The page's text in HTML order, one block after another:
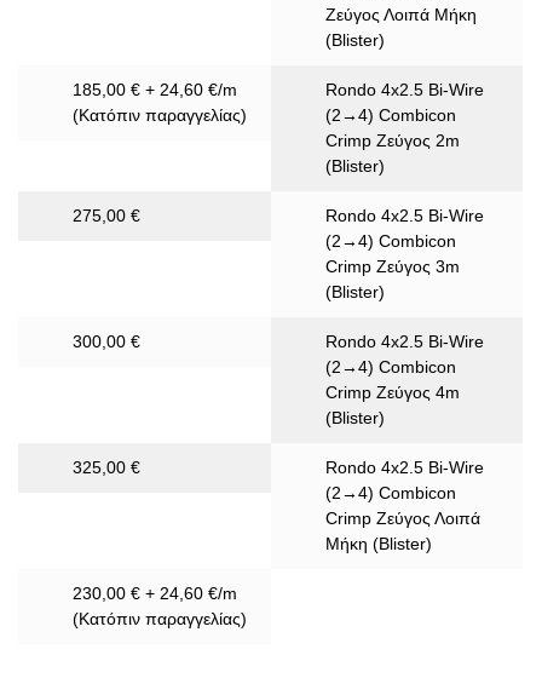
Ζεύγος Λοιπά Μήκη
(Blister)
185,00 € + 24,60 €/m
(Κατόπιν παραγγελίας)
Rondo 4x2.5 Bi-Wire
(2→4) Combicon
Crimp Ζεύγος 2m
(Blister)
275,00 €
Rondo 4x2.5 Bi-Wire
(2→4) Combicon
Crimp Ζεύγος 3m
(Blister)
300,00 €
Rondo 4x2.5 Bi-Wire
(2→4) Combicon
Crimp Ζεύγος 4m
(Blister)
325,00 €
Rondo 4x2.5 Bi-Wire
(2→4) Combicon
Crimp Ζεύγος Λοιπά
Μήκη (Blister)
230,00 € + 24,60 €/m
(Κατόπιν παραγγελίας)